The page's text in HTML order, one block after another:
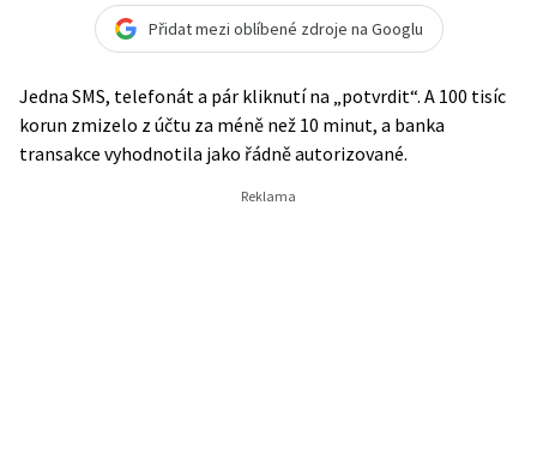
Přidat mezi oblíbené zdroje na Googlu
Jedna SMS, telefonát a pár kliknutí na „potvrdit“. A 100 tisíc
korun zmizelo z účtu za méně než 10 minut, a banka
transakce vyhodnotila jako řádně autorizované.